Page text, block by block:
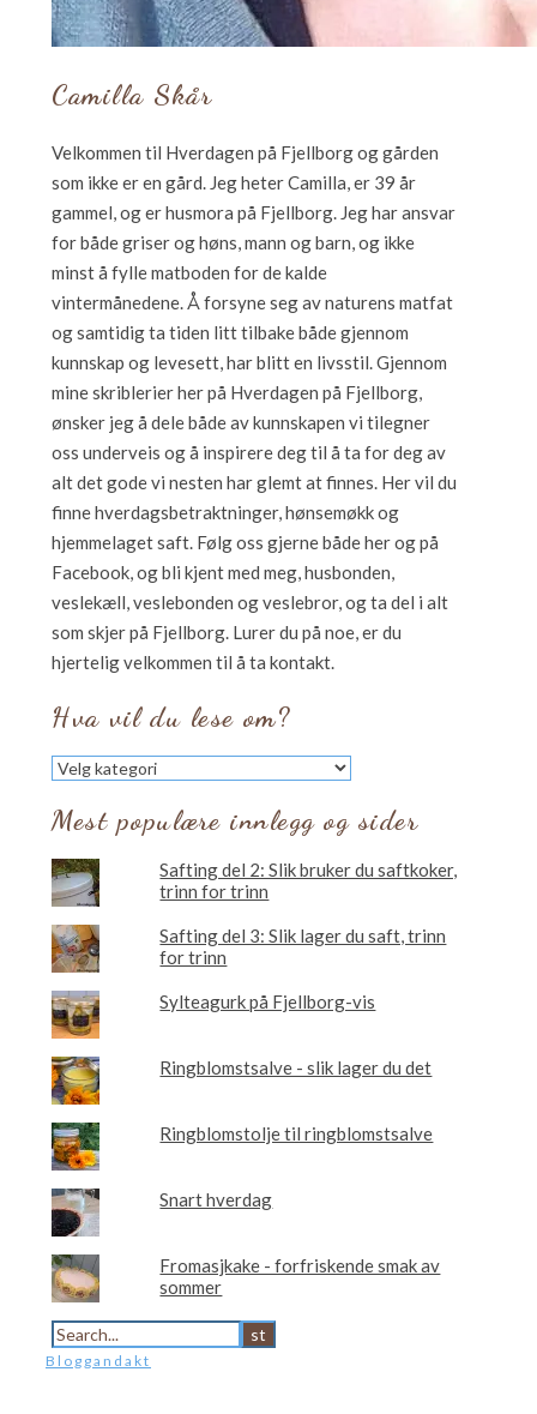
Camilla Skår
Velkommen til Hverdagen på Fjellborg og gården
som ikke er en gård. Jeg heter Camilla, er 39 år
gammel, og er husmora på Fjellborg. Jeg har ansvar
for både griser og høns, mann og barn, og ikke
minst å fylle matboden for de kalde
vintermånedene. Å forsyne seg av naturens matfat
og samtidig ta tiden litt tilbake både gjennom
kunnskap og levesett, har blitt en livsstil. Gjennom
mine skriblerier her på Hverdagen på Fjellborg,
ønsker jeg å dele både av kunnskapen vi tilegner
oss underveis og å inspirere deg til å ta for deg av
alt det gode vi nesten har glemt at finnes. Her vil du
finne hverdagsbetraktninger, hønsemøkk og
hjemmelaget saft. Følg oss gjerne både her og på
Facebook, og bli kjent med meg, husbonden,
veslekæll, veslebonden og veslebror, og ta del i alt
som skjer på Fjellborg. Lurer du på noe, er du
hjertelig velkommen til å ta kontakt.
Hva vil du lese om?
Hva
vil
du
lese
Mest populære innlegg og sider
Safting del 2: Slik bruker du saftkoker,
trinn for trinn
Safting del 3: Slik lager du saft, trinn
for trinn
Sylteagurk på Fjellborg-vis
Ringblomstsalve - slik lager du det
Ringblomstolje til ringblomstsalve
Snart hverdag
Fromasjkake - forfriskende smak av
sommer
Bloggandakt